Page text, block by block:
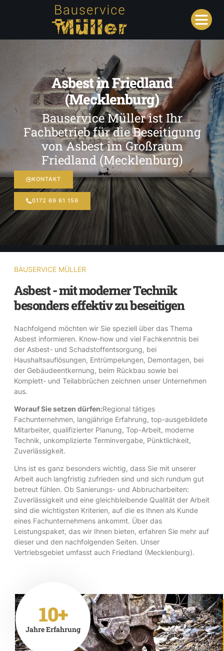
Asbest in Friedland
(Mecklenburg)
Bauservice Müller ist Ihr
Fachbetrieb für die Beseitigung
von Asbest im Großraum
Friedland (Mecklenburg)
KONTAKT
0172 69 61 159
BAUSERVICE MÜLLER
Asbest - mit moderner Technik
besonders effektiv zu beseitigen
Nachfolgend möchten wir Sie speziell über das Thema
Asbest informieren. Know-how und viel Fachkenntnis bei
der Asbest- und Schadstoffentsorgung, bei
Haushaltsauflösungen, Entrümpelungen, Demontagen, bei
der Gebäudeentkernung, beim Rückbau sowie bei
Komplett- und Teilabbrüchen zeichnen unser Unternehmen
aus.
Worauf Sie setzen dürfen:Regional tätiges
Fachunternehmen, langjährige Erfahrung, top-ausgebildete
Mitarbeiter, qualifizierter Planung, Top-Arbeit, moderne
Technik, unkomplizierte Terminvergabe, Pünktlichkeit,
Zuverlässigkeit.
Uns ist es ganz besonders wichtig, dass Sie mit unserer
Arbeit auch langfristig zufrieden sind und sich rundum gut
betreut fühlen. Ob Sanierungs- und Abbrucharbeiten:
Zuverlässigkeit und eine gleichbleibende Qualität der Arbeit
sind die wichtigsten Kriterien, auf die es Ihnen als Kunde
eines Fachunternehmens ankommt. Über das
Leistungspaket, das wir Ihnen bieten, erfahren Sie mehr auf
dieser und den nachfolgenden Seiten. Unser
Vertriebsgebiet umfasst auch Friedland (Mecklenburg).
10+
Jahre Erfahrung